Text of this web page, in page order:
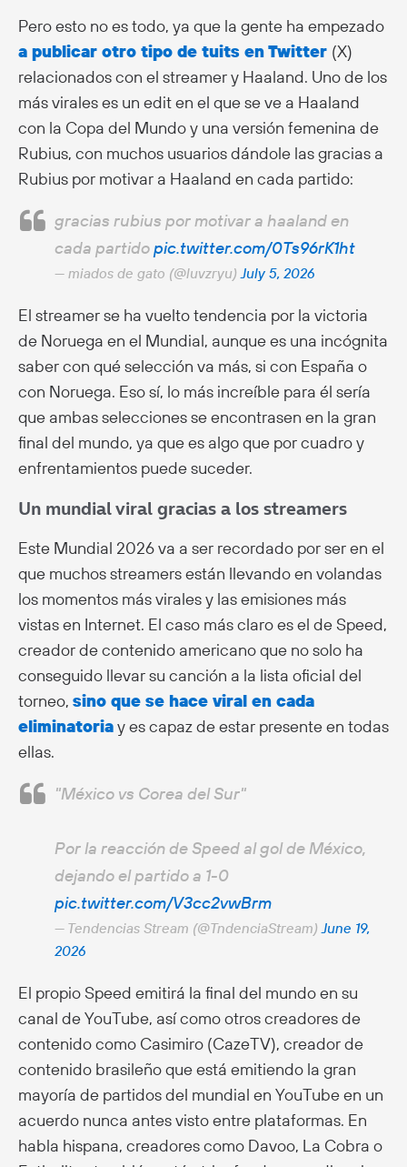
Pero esto no es todo, ya que la gente ha empezado
a publicar otro tipo de tuits en Twitter (X)
relacionados con el streamer y Haaland. Uno de los
más virales es un edit en el que se ve a Haaland
con la Copa del Mundo y una versión femenina de
Rubius, con muchos usuarios dándole las gracias a
Rubius por motivar a Haaland en cada partido:
gracias rubius por motivar a haaland en
cada partidopic.twitter.com/0Ts96rK1ht
— miados de gato (@luvzryu) July 5, 2026
El streamer se ha vuelto tendencia por la victoria
de Noruega en el Mundial, aunque es una incógnita
saber con qué selección va más, si con España o
con Noruega. Eso sí, lo más increíble para él sería
que ambas selecciones se encontrasen en la gran
final del mundo, ya que es algo que por cuadro y
enfrentamientos puede suceder.
Un mundial viral gracias a los streamers
Este Mundial 2026 va a ser recordado por ser en el
que muchos streamers están llevando en volandas
los momentos más virales y las emisiones más
vistas en Internet. El caso más claro es el de Speed,
creador de contenido americano que no solo ha
conseguido llevar su canción a la lista oficial del
torneo, sino que se hace viral en cada
eliminatoriay es capaz de estar presente en todas
ellas.
"México vs Corea del Sur"
Por la reacción de Speed al gol de México,
dejando el partido a 1-0
pic.twitter.com/V3cc2vwBrm
— Tendencias Stream (@TndenciaStream) June 19,
2026
El propio Speed emitirá la final del mundo en su
canal de YouTube, así como otros creadores de
contenido como Casimiro (CazeTV), creador de
contenido brasileño que está emitiendo la gran
mayoría de partidos del mundial en YouTube en un
acuerdo nunca antes visto entre plataformas. En
habla hispana, creadores como Davoo, La Cobra o